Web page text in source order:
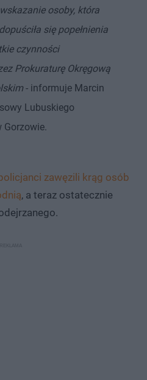
osoby, która
się popełnienia
czynności
Prokuraturę Okręgową
- informuje Marcin
Lubuskiego
Gorzowie.
zawęzili krąg osób
, a teraz ostatecznie